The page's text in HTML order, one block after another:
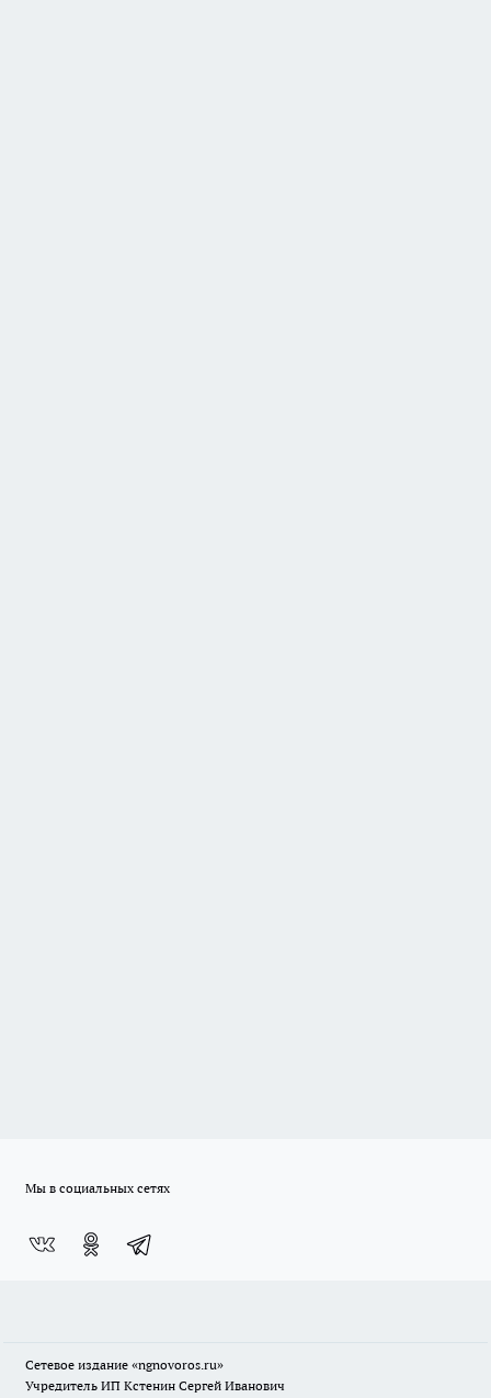
Мы в социальных сетях
Сетевое издание «ngnovoros.ru»
Учредитель ИП Кстенин Сергей Иванович